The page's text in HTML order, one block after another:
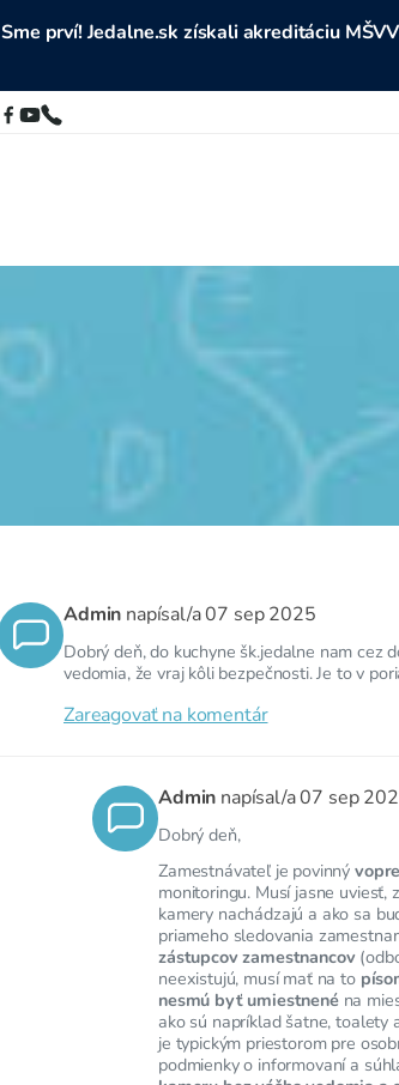
Sme prví! Jedalne.sk získali akreditáciu
Admin napísal/a07 sep 2025
Dobrý deň, do kuchyne šk.jedalne nam cez
vedomia, že vraj kôli bezpečnosti. Je to v
Zareagovať na komentár
Admin napísal/a07 sep
Dobrý deň,
Zamestnávateľ je povinný
monitoringu. Musí jasne uviesť,
kamery nachádzajú a ako sa
priameho sledovania
zástupcov zamestnancov
neexistujú, musí mať na to
nesmú byť umiestnenéna
ako sú napríklad šatne, toalety
je typickým priestorom pre
podmienky o informovaní a